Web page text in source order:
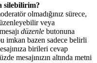
silebilirim?
olmadığınız sürece,
veya
düzenle butonuna
imkan bazen sadece belirli
birileri cevap
mesajınızın altında metni